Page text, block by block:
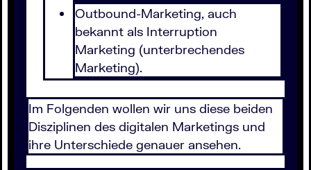
Outbound-Marketing, auch
bekannt als Interruption
Marketing (unterbrechendes
Marketing).
Im Folgenden wollen wir uns diese beiden
Disziplinen des digitalen Marketings und
ihre Unterschiede genauer ansehen.